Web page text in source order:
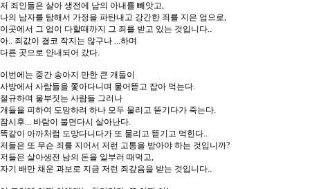
저 죄인들은 살아 생전에 남의 아내를 빼앗고,
나의 남자를 탐해서 가정을 파탄내고 강간한 죄를 지은 업으로,
이곳에서 그 업이 다할때까지 그 죄를 받고 있는 것입니다..
아.. 죄값이 결코 작지는 않구나 ...하며
다른 곳으로 안내되어 갔다.
이번에는 중간 송아지 만한 큰 개들이
사방에서 사람들을 쫓아다니며 물어뜯고 잡아 먹는다.
절규하며 울부짓는 사람들 그러나
개들을 피하여 도망하려 하나 모두 물리고 뜯기다가 죽는다.
잠시후... 바람이 불면다시 살아난다.
똑같이 아까처럼 도망다니다가 또 물리고 뜯기고 먹힌다..
저들은 또 무슨 죄를 지어서 저런 고통을 받아야 하는 것입니까?
저들은 살아생전 남의 돈을 일부러 때먹고,
자기 배만 채운 과보로 지금 저런 죄갚음을 받는 것입니다..